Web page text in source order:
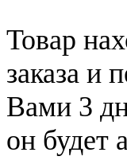
Товар
заказа и
Вами 3
он будет